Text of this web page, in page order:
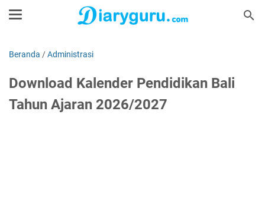
Beranda /Administrasi
Download Kalender Pendidikan Bali
Tahun Ajaran 2026/2027